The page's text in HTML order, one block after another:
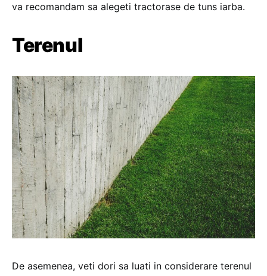
va recomandam sa alegeti tractorase de tuns iarba.
Terenul
De asemenea, veti dori sa luati in considerare terenul